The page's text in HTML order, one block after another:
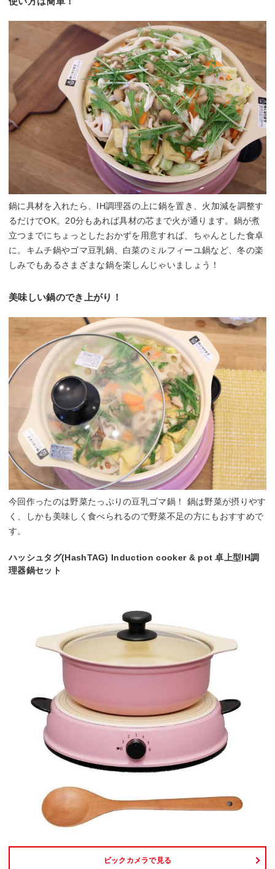
鍋に具材を入れたら、IH調理器の上に鍋を置き、火加減を調整す
るだけでOK。20分もあれば具材の芯まで火が通ります。鍋が煮
立つまでにちょっとしたおかずを用意すれば、ちゃんとした食卓
に。キムチ鍋やゴマ豆乳鍋、白菜のミルフィーユ鍋など、冬の楽
しみでもあるさまざまな鍋を楽しんじゃいましょう！
美味しい鍋のでき上がり！
今回作ったのは野菜たっぷりの豆乳ゴマ鍋！ 鍋は野菜が摂りやす
く、しかも美味しく食べられるので野菜不足の方にもおすすめで
す。
ハッシュタグ(HashTAG) Induction cooker & pot 卓上型IH調
理器鍋セット
ビックカメラで見る